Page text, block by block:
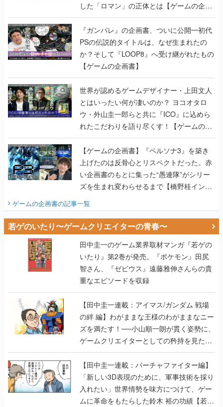
した「ロマン」の正体とは【ゲームの企画
書】
『ガンパレ』の企画書、ついに公開━初代
PSの伝説的タイトルは、なぜ生まれたの
か？そして『LOOP8』へ受け継がれたもの
【ゲームの企画書】
世界が認めるゲームデザイナー・上田文人
とはいったい何が凄いのか？ ヨコオタロ
ウ・外山圭一郎らと共に『ICO』に込めら
れたこだわりを語り尽くす！【ゲームの企
画書】
【ゲームの企画書】『ペルソナ3』を築き
上げたのは反骨心とリスペクトだった。赤
い企画書のもとに集った“愚連隊”がシリー
ズを生まれ変わらせるまで【橋野桂インタ
ビュー】
ゲームの企画書の記事一覧
若ゲのいたり〜ゲームクリエイターの青春〜
田中圭一のゲーム業界取材マンガ『若ゲの
いたり』第2巻が発売。『ポケモン』田尻
智さん、『ゼビウス』遠藤雅伸さんらの貴
重なエピソードを収録
【田中圭一連載：アイマス/ガンダム 戦場
の絆 編】わがままな王様のわがままなニー
ズを満たす！──小山順一朗が貫く姿勢に、
ゲームクリエイターとしての矜持を見た
【若ゲのいたり最終回】
【田中圭一連載：バーチャファイター編】
「新しい3D表現のために、軍事技術を採り
入れたい」世界情勢を味方につけて、ゲー
ムに革命をもたらした鈴木 裕の功績【若ゲ